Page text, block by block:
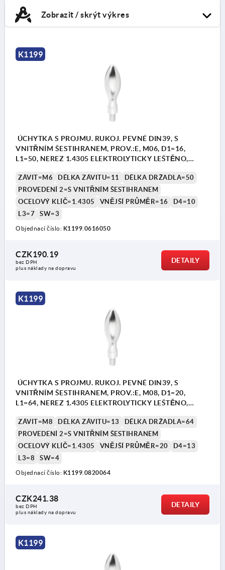
Zobrazit / skrýt výkres
K1199
ÚCHYTKA S PROJMU. RUKOJ. PEVNÉ DIN39, S
VNITŘNÍM ŠESTIHRANEM, PROV.:E, M06, D1=16,
L1=50, NEREZ 1.4305 ELEKTROLYTICKY LEŠTĚNO,
ZÁVIT=M6 DÉLKA ZÁVITU=11
DÉLKA DRŽADLA=50
PROVEDENÍ 2=S VNITŘNÍM ŠESTIHRANEM
OCELOVÝ KLÍČ=1.4305
VNĚJŠÍ PRŮMĚR=16
D4=10
L3=7
SW=3
Objednací číslo: K1199.0616050
CZK190.19
bez DPH
plus náklady na dopravu
DETAILY
K1199
ÚCHYTKA S PROJMU. RUKOJ. PEVNÉ DIN39, S
VNITŘNÍM ŠESTIHRANEM, PROV.:E, M08, D1=20,
L1=64, NEREZ 1.4305 ELEKTROLYTICKY LEŠTĚNO,
ZÁVIT=M8 DÉLKA ZÁVITU=13
DÉLKA DRŽADLA=64
PROVEDENÍ 2=S VNITŘNÍM ŠESTIHRANEM
OCELOVÝ KLÍČ=1.4305
VNĚJŠÍ PRŮMĚR=20
D4=13
L3=8
SW=4
Objednací číslo: K1199.0820064
CZK241.38
bez DPH
plus náklady na dopravu
DETAILY
K1199